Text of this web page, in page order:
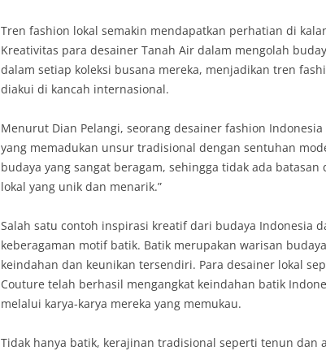
Tren fashion lokal semakin mendapatkan perhatian di
Kreativitas para desainer Tanah Air dalam mengolah
dalam setiap koleksi busana mereka, menjadikan tren
diakui di kancah internasional.
Menurut Dian Pelangi, seorang desainer fashion
yang memadukan unsur tradisional dengan sentuhan
budaya yang sangat beragam, sehingga tidak ada
lokal yang unik dan menarik.”
Salah satu contoh inspirasi kreatif dari budaya Indonesia
keberagaman motif batik. Batik merupakan warisan
keindahan dan keunikan tersendiri. Para desainer lokal
Couture telah berhasil mengangkat keindahan batik
melalui karya-karya mereka yang memukau.
Tidak hanya batik, kerajinan tradisional seperti tenun dan